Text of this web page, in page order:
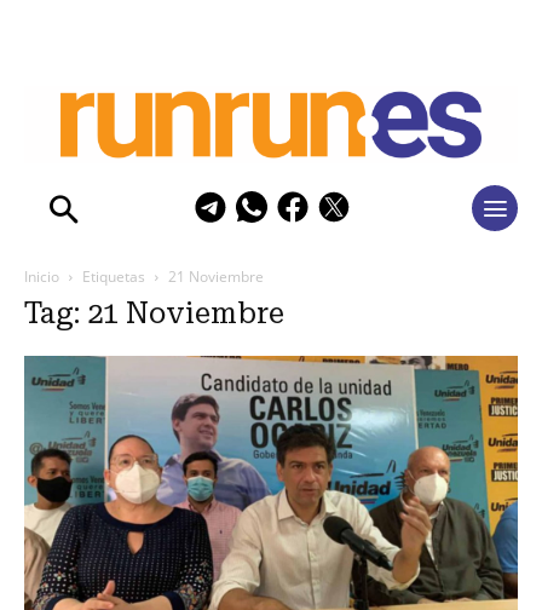
Inicio Etiquetas 21 Noviembre
Tag: 21 Noviembre